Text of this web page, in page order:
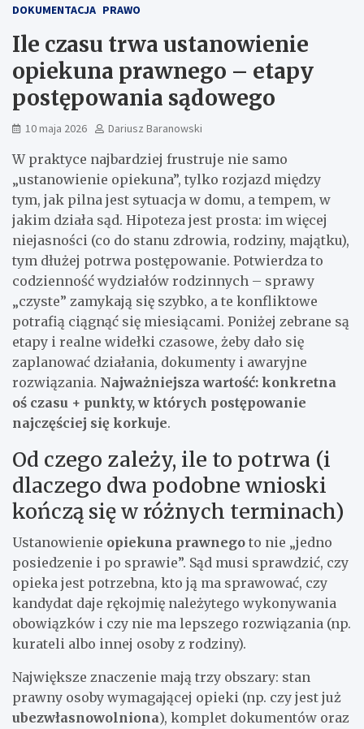
DOKUMENTACJA PRAWO
Ile czasu trwa ustanowienie
opiekuna prawnego – etapy
postępowania sądowego
10 maja 2026 Dariusz Baranowski
W praktyce najbardziej frustruje nie samo
„ustanowienie opiekuna”, tylko rozjazd między
tym, jak pilna jest sytuacja w domu, a tempem, w
jakim działa sąd. Hipoteza jest prosta: im więcej
niejasności (co do stanu zdrowia, rodziny, majątku),
tym dłużej potrwa postępowanie. Potwierdza to
codzienność wydziałów rodzinnych – sprawy
„czyste” zamykają się szybko, a te konfliktowe
potrafią ciągnąć się miesiącami. Poniżej zebrane są
etapy i realne widełki czasowe, żeby dało się
zaplanować działania, dokumenty i awaryjne
rozwiązania. Najważniejsza wartość: konkretna
oś czasu + punkty, w których postępowanie
najczęściej się korkuje.
Od czego zależy, ile to potrwa (i
dlaczego dwa podobne wnioski
kończą się w różnych terminach)
Ustanowienie opiekuna prawnego to nie „jedno
posiedzenie i po sprawie”. Sąd musi sprawdzić, czy
opieka jest potrzebna, kto ją ma sprawować, czy
kandydat daje rękojmię należytego wykonywania
obowiązków i czy nie ma lepszego rozwiązania (np.
kurateli albo innej osoby z rodziny).
Największe znaczenie mają trzy obszary: stan
prawny osoby wymagającej opieki (np. czy jest już
ubezwłasnowolniona), komplet dokumentów oraz